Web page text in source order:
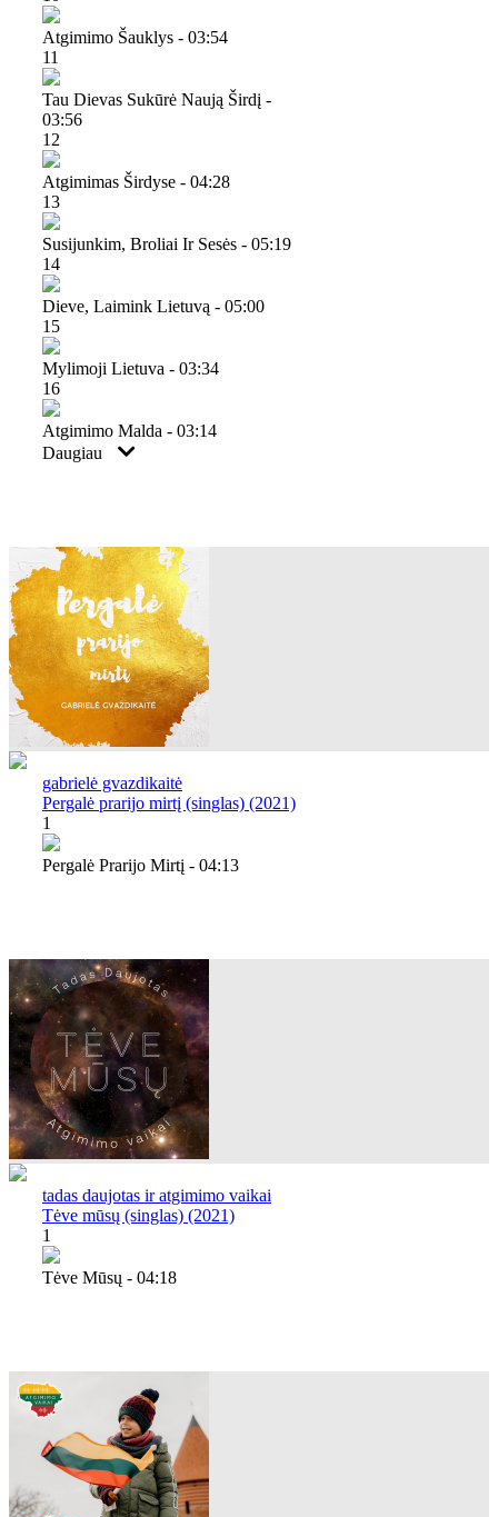
Atgimimo Šauklys - 03:54
11
Tau Dievas Sukūrė Naują Širdį -
03:56
12
Atgimimas Širdyse - 04:28
13
Susijunkim, Broliai Ir Sesės - 05:19
14
Dieve, Laimink Lietuvą - 05:00
15
Mylimoji Lietuva - 03:34
16
Atgimimo Malda - 03:14
Daugiau
gabrielė gvazdikaitė
Pergalė prarijo mirtį (singlas) (2021)
1
Pergalė Prarijo Mirtį - 04:13
tadas daujotas ir atgimimo vaikai
Tėve mūsų (singlas) (2021)
1
Tėve Mūsų - 04:18